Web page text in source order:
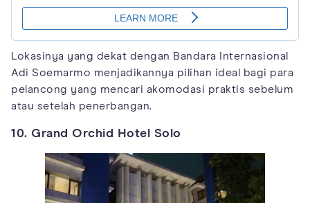
Lokasinya yang dekat dengan Bandara Internasional
Adi Soemarmo menjadikannya pilihan ideal bagi para
pelancong yang mencari akomodasi praktis sebelum
atau setelah penerbangan.
10. Grand Orchid Hotel Solo